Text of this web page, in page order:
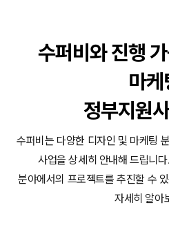
동영상 - (주)
동영상 - 모모
동영상 - 삼양
동영상 - 킷캣
수퍼비와 진행
마케
정부지원
수퍼비는 다양한 디자인 및 마케팅
사업을 상세히 안내해 드립니다.
분야에서의 프로젝트를 추진할 수
자세히 알아